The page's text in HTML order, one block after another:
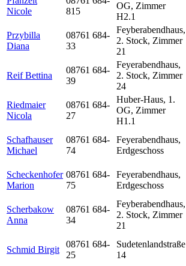
Nicole
815
OG, Zimmer
H2.1
Przybilla
Diana
08761 684-
33
Feyberabendhaus,
2. Stock, Zimmer
21
Reif Bettina
08761 684-
39
Feyerabendhaus,
2. Stock, Zimmer
24
Riedmaier
Nicola
08761 684-
27
Huber-Haus, 1.
OG, Zimmer
H1.1
Schafhauser
Michael
08761 684-
74
Feyerabendhaus,
Erdgeschoss
Scheckenhofer
Marion
08761 684-
75
Feyerabendhaus,
Erdgeschoss
Scherbakow
Anna
08761 684-
34
Feyberabendhaus,
2. Stock, Zimmer
21
Schmid Birgit
08761 684-
25
Sudetenlandstraße
14